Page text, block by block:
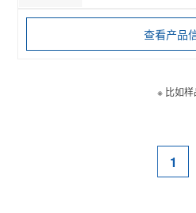
查看产品
※ 比如样
1